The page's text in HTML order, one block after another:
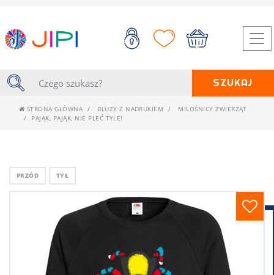
SZUKAJ
STRONA GŁÓWNA BLUZY Z NADRUKIEM
MIŁOŚNICY ZWIERZĄT
PAJĄK, PAJĄK, NIE PLEĆ TYLE!
PRZÓD TYŁ